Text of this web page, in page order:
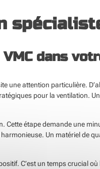
dans
une attention particulière.
pour la ventilation.
Cette étape demande une
Un matériel de
C’est un temps crucial